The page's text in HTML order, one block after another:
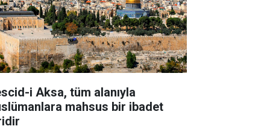
i Aksa, tüm alanıyla
mahsus bir ibadet